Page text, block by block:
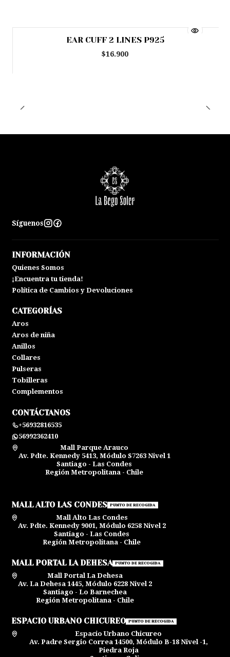
EAR CUFF 2 LINES P925
$16.900
Síguenos
INFORMACIÓN
Quienes Somos
¡Encuentra tu tienda!
Política de Cambios y Devoluciones
CATEGORÍAS
Aros
Aros de niña
Anillos
Collares
Pulseras
Tobilleras
Complementos
CONTÁCTANOS
+56932816535
56992362410
Mall Parque Arauco
Av. Pdte. Kennedy 5413, Módulo S7263 Nivel 1
Santiago - Las Condes
Región Metropolitana - Chile
MALL ALTO LAS CONDES PUNTO DE RECOGIDA
Mall Alto Las Condes
Av. Pdte. Kennedy 9001, Módulo 6258 Nivel 2
Santiago - Las Condes
Región Metropolitana - Chile
MALL PORTAL LA DEHESA PUNTO DE RECOGIDA
Mall Portal La Dehesa
Av. La Dehesa 1445, Módulo 6228 Nivel 2
Santiago - Lo Barnechea
Región Metropolitana - Chile
ESPACIO URBANO CHICUREO PUNTO DE RECOGIDA
Espacio Urbano Chicureo
Av. Padre Sergio Correa 14500, Módulo B-18 Nivel -1,
Piedra Roja